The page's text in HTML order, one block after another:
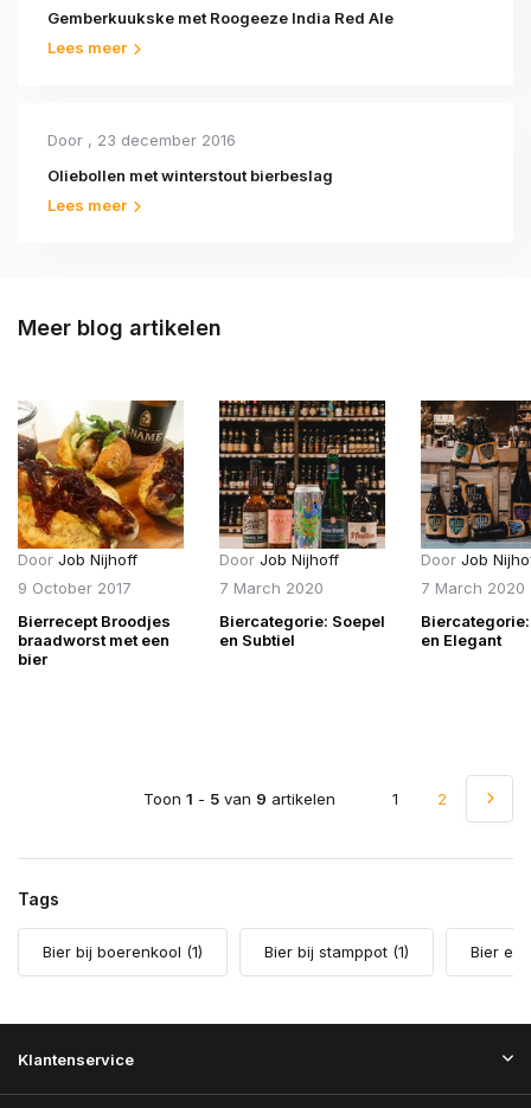
Gemberkuukske met Roogeeze India Red Ale
Lees meer
Door , 23 december 2016
Oliebollen met winterstout bierbeslag
Lees meer
Meer blog artikelen
Door Job Nijhoff
9 October 2017
Bierrecept Broodjes
braadworst met een
bier
Door Job Nijhoff
7 March 2020
Biercategorie: Soepel
en Subtiel
Door Job
7 March 2020
en Elegant
Toon 1 - 5 van 9 artikelen 1 2
Tags
Bier bij boerenkool (1) Bier bij stamppot (1) Bier en
Klantenservice